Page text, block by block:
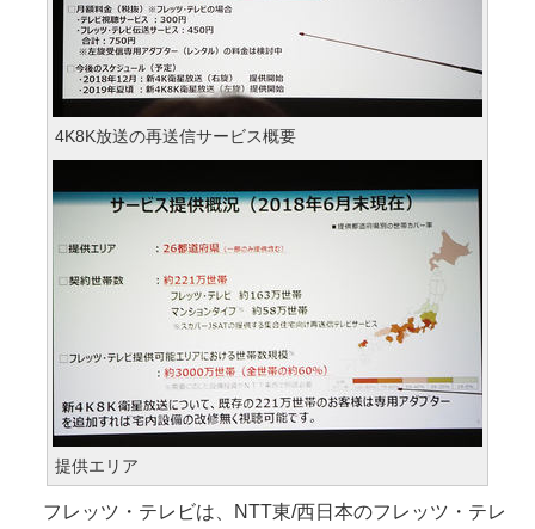
4K8K放送の再送信サービス概要
提供エリア
フレッツ・テレビは、NTT東/西日本のフレッツ・テレ